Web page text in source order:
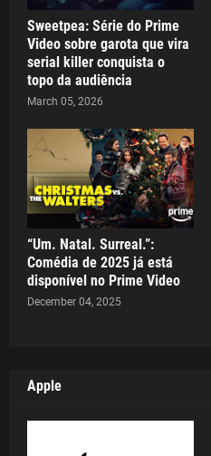
Sweetpea: Série do Prime
Video sobre garota que vira
serial killer conquista o
topo da audiência
March 05, 2026
“Um. Natal. Surreal.”:
Comédia de 2025 já está
disponível no Prime Video
December 04, 2025
Apple